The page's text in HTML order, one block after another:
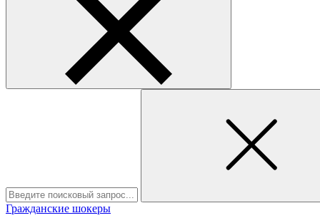
Гражданские шокеры